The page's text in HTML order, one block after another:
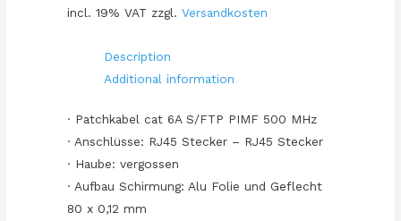
Yellow
incl. 19% VAT zzgl.Versandkosten
Description
Additional information
· Patchkabel cat 6A S/FTP PIMF 500 MHz
· Anschlüsse: RJ45 Stecker – RJ45 Stecker
· Haube: vergossen
· Aufbau Schirmung: Alu Folie und Geflecht
80 x 0,12 mm